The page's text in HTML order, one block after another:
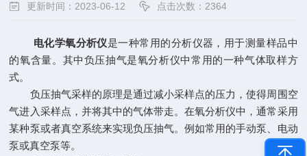
更新时间：2023-06-12 点击次数：2364
电化学氧分析仪是一种常用的分析仪器，用于测量样品中
的氧含量。其中负压抽气是氧分析仪中常用的一种气体取样方
式。
负压抽气采样的原理是通过减小采样点的压力，使得周围空
气进入采样点，并将其中的气体带走。在氧分析仪中，通常采用
某种泵或者真空系统来实现负压抽气。例如常用的手动泵、电动
泵或真空泵等。